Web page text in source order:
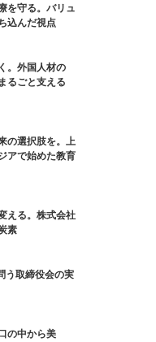
を守る。バリュ
込んだ視点
。外国人材の
るごと支える
の選択肢を。上
アで始めた教育
える。株式会社
素
う取締役会の実
の中から美